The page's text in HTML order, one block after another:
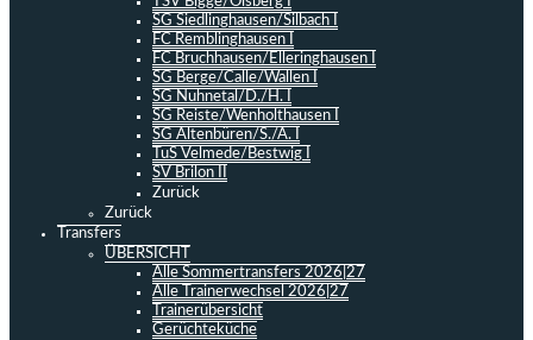
SG Siedlinghausen/Silbach I
FC Remblinghausen I
FC Bruchhausen/Elleringhausen I
SG Berge/Calle/Wallen I
SG Nuhnetal/D./H. I
SG Reiste/Wenholthausen I
SG Altenbüren/S./A. I
TuS Velmede/Bestwig I
SV Brilon II
Zurück
Zurück
Transfers
ÜBERSICHT
Alle Sommertransfers 2026|27
Alle Trainerwechsel 2026|27
Trainerübersicht
Gerüchteküche